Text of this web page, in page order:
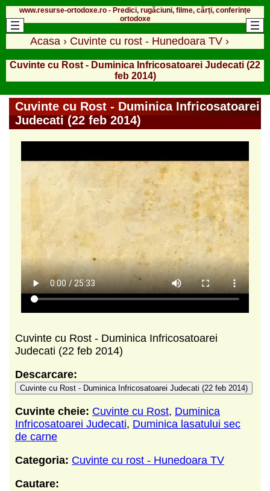
www.resurse-ortodoxe.ro - Predici, rugăciuni, filme, cărți, conferințe
ortodoxe
Acasa › Cuvinte cu rost - Hunedoara TV ›
Cuvinte cu Rost - Duminica Infricosatoarei Judecati (22
feb 2014)
Cuvinte cu Rost - Duminica Infricosatoarei
Judecati (22 feb 2014)
Cuvinte cu Rost - Duminica Infricosatoarei
Judecati (22 feb 2014)
Descarcare:
Cuvinte cu Rost - Duminica Infricosatoarei Judecati (22 feb 2014)
Cuvinte cheie: Cuvinte cu Rost, Duminica
Infricosatoarei Judecati, Duminica lasatului sec
de carne
Categoria: Cuvinte cu rost - Hunedoara TV
Cautare: